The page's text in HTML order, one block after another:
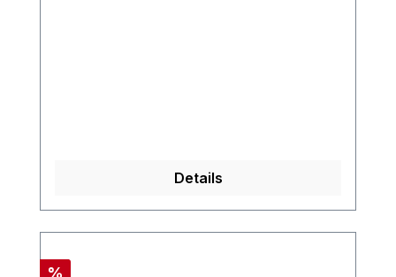
Details
Rabatt
%